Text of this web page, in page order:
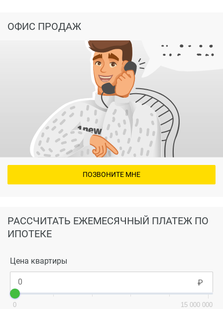
РАССЧИТАТЬ ЕЖЕМЕСЯЧНЫЙ ПЛАТЕЖ ПО
ИПОТЕКЕ
Цена квартиры
0 15 000 000
ОФИС ПРОДАЖ
ПОЗВОНИТЕ МНЕ